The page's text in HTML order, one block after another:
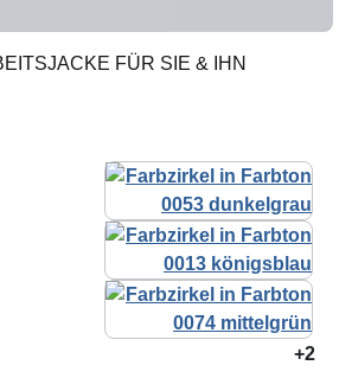
FÜR SIE & IHN
+2